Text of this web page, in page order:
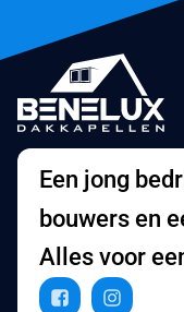
Een jong
bouwers en
Alles voor